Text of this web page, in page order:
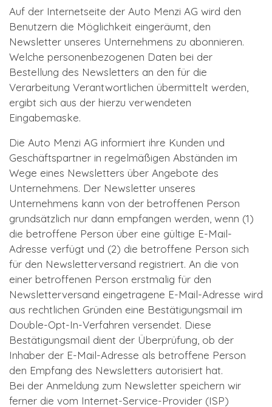
Auf der Internetseite der Auto Menzi AG wird den
Benutzern die Möglichkeit eingeräumt, den
Newsletter unseres Unternehmens zu abonnieren.
Welche personenbezogenen Daten bei der
Bestellung des Newsletters an den für die
Verarbeitung Verantwortlichen übermittelt werden,
ergibt sich aus der hierzu verwendeten
Eingabemaske.
Die Auto Menzi AG informiert ihre Kunden und
Geschäftspartner in regelmäßigen Abständen im
Wege eines Newsletters über Angebote des
Unternehmens. Der Newsletter unseres
Unternehmens kann von der betroffenen Person
grundsätzlich nur dann empfangen werden, wenn (1)
die betroffene Person über eine gültige E-Mail-
Adresse verfügt und (2) die betroffene Person sich
für den Newsletterversand registriert. An die von
einer betroffenen Person erstmalig für den
Newsletterversand eingetragene E-Mail-Adresse wird
aus rechtlichen Gründen eine Bestätigungsmail im
Double-Opt-In-Verfahren versendet. Diese
Bestätigungsmail dient der Überprüfung, ob der
Inhaber der E-Mail-Adresse als betroffene Person
den Empfang des Newsletters autorisiert hat.
Bei der Anmeldung zum Newsletter speichern wir
ferner die vom Internet-Service-Provider (ISP)